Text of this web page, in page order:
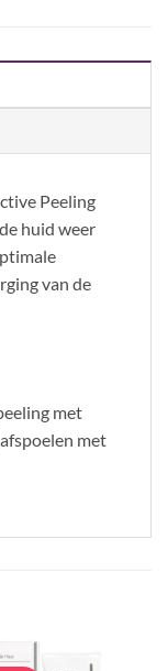
Peeling
huid weer
van de
met
met